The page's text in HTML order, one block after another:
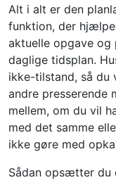
Alt i alt er den
funktion, der
aktuelle opgave og
daglige tidsplan.
ikke-tilstand, så du
andre presserende
mellem, om du vil
med det samme
ikke gøre med
Sådan opsætter du